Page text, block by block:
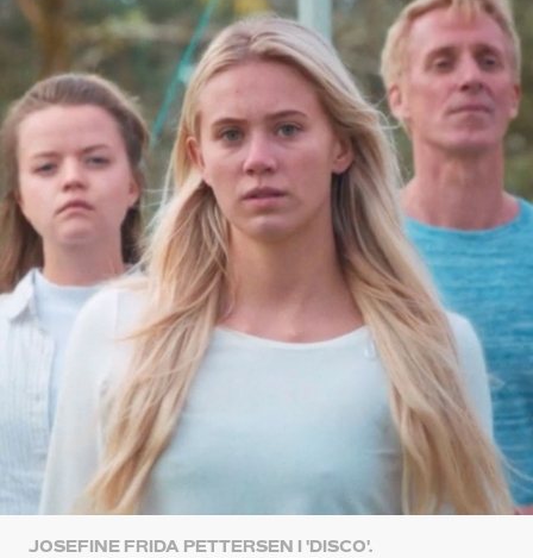
JOSEFINE FRIDA PETTERSEN I 'DISCO'.